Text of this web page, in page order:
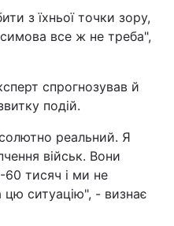
з їхньої точки зору,
все ж не треба",
спрогнозував й
подій.
реальний. Я
військ. Вони
тисяч і ми не
ситуацію", - визнає